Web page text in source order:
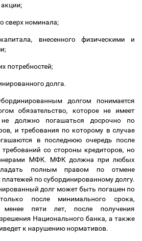
сверх номинала;
внесенного физическими и
потребностей;
долга.
долгом понимается
обязательство, которое не имеет
должно погашаться досрочно по
и требования по которому в случае
в последнюю очередь после
требований со стороны кредиторов, но
МФК. МФК должна при любых
полным правом по отмене
по субординированному долгу.
долг может быть погашен по
после минимального срока,
менее пяти лет, после получения
Национального банка, а также
к нарушению нормативов.